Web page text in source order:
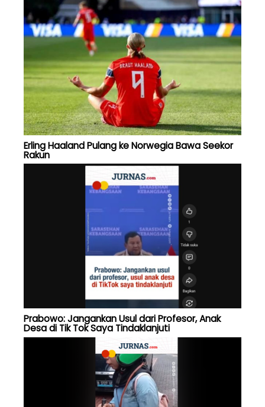
Erling Haaland Pulang ke Norwegia Bawa Seekor
Rakun
Prabowo: Jangankan Usul dari Profesor, Anak
Desa di Tik Tok Saya Tindaklanjuti